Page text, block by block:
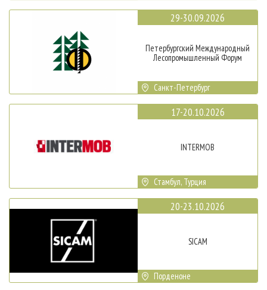
29-30.09.2026
Петербургский Международный
Лесопромышленный Форум
Санкт-Петербург
17-20.10.2026
INTERMOB
Стамбул, Турция
20-23.10.2026
SICAM
Порденоне